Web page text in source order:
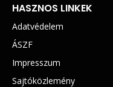
HASZNOS LINKEK
Adatvédelem
ÁSZF
Impresszum
Sajtóközlemény